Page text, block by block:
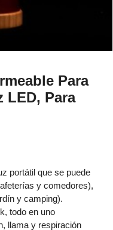
Para
LED, Para
portátil que se puede
y comedores),
y camping).
todo en uno
llama y respiración